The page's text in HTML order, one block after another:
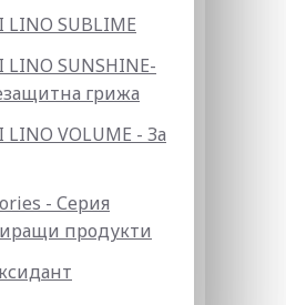
LINO SUBLIME
LINO SUNSHINE-
грижа
LINO VOLUME - За
- Серия
продукти